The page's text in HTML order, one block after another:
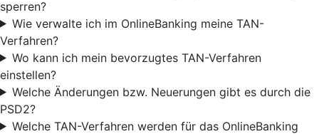
sperren?
Wie verwalte ich im OnlineBanking meine TAN-
Verfahren?
Wo kann ich mein bevorzugtes TAN-Verfahren
einstellen?
Welche Änderungen bzw. Neuerungen gibt es durch die
PSD2?
Welche TAN-Verfahren werden für das OnlineBanking